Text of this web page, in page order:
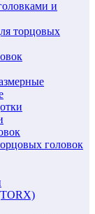
и
торцовых
головок